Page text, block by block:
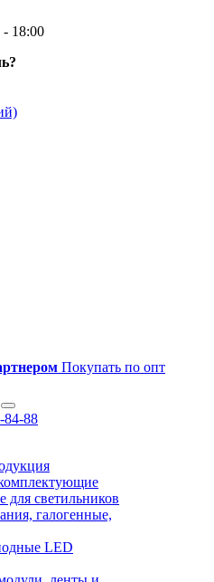
18:00
Покупать по опт
84-88
светильников
галогенные,
LED